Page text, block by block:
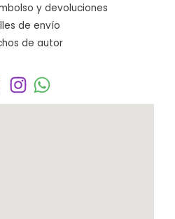
y devoluciones
de envío
de autor